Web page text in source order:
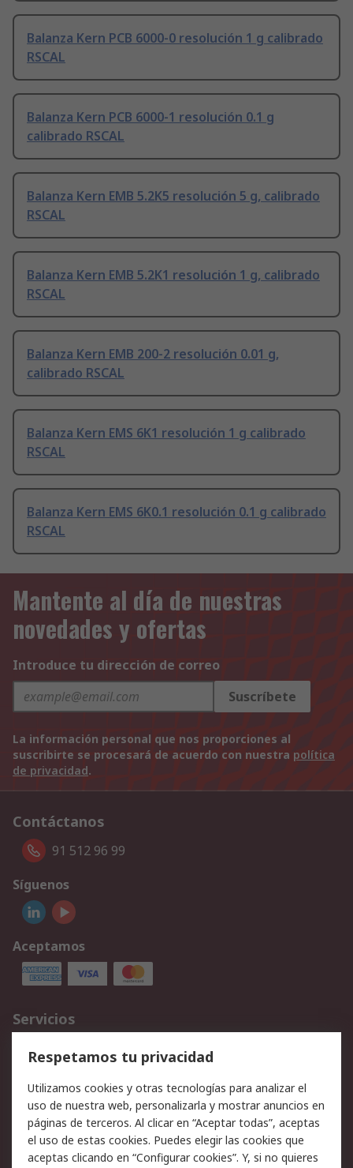
Balanza Kern PCB 6000-0 resolución 1 g calibrado
RSCAL
Balanza Kern PCB 6000-1 resolución 0.1 g
calibrado RSCAL
Balanza Kern EMB 5.2K5 resolución 5 g, calibrado
RSCAL
Balanza Kern EMB 5.2K1 resolución 1 g, calibrado
RSCAL
Balanza Kern EMB 200-2 resolución 0.01 g,
calibrado RSCAL
Balanza Kern EMS 6K1 resolución 1 g calibrado
RSCAL
Balanza Kern EMS 6K0.1 resolución 0.1 g calibrado
RSCAL
Mantente al día de nuestras
novedades y ofertas
Introduce tu dirección de correo
Suscríbete
La información personal que nos proporciones al
suscribirte se procesará de acuerdo con nuestra política
de privacidad.
Contáctanos
91 512 96 99
Síguenos
Aceptamos
Servicios
Cómo realizar pedidos
Devoluciones
Facturación y pago
Ofertas
Soporte técnico
Legal
Aviso legal Política de privacidad -
Respetamos tu privacidad
Utilizamos cookies y otras tecnologías para analizar el
uso de nuestra web, personalizarla y mostrar anuncios en
páginas de terceros. Al clicar en “Aceptar todas”, aceptas
el uso de estas cookies. Puedes elegir las cookies que
aceptas clicando en “Configurar cookies”. Y, si no quieres